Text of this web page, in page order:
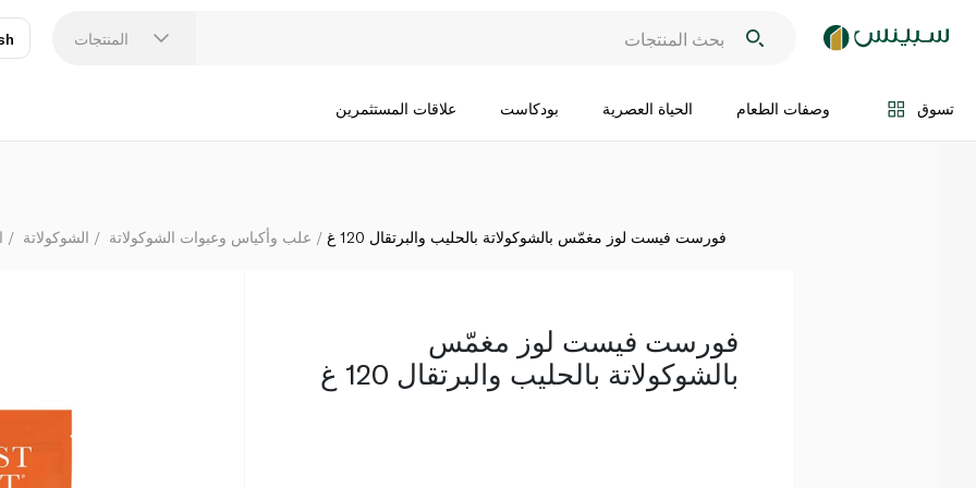
المنتجات
تسوق وصفات الطعام الحياة العصرية بودكاست علاقات المستثمرين
اضف الى السلة
الشوكولاتة علب وأكياس وعبوات الشوكولاتة فورست فيست لوز مغمّس بالشوكولاتة بالحليب والبرتقال 120 غ
فورست فيست لوز مغمّس
بالشوكولاتة بالحليب والبرتقال 120 غ